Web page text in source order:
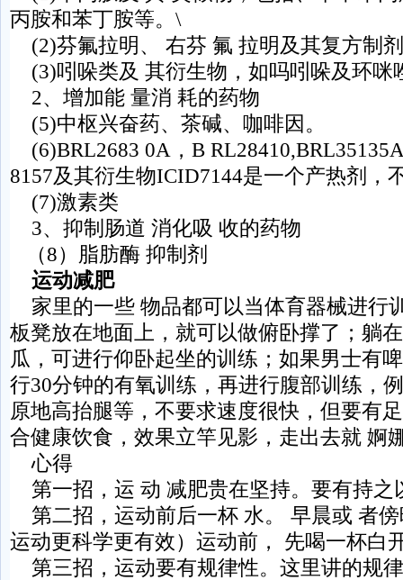
丙胺和苯丁胺等。\
(2)芬氟拉明、 右芬 氟 拉明及其复方制
(3)吲哚类及 其衍生物，如吗吲哚及环咪
2、增加能 量消 耗的药物
(5)中枢兴奋药、茶碱、咖啡因。
(6)BRL2683 0A，B
8157及其衍生物ICID7144是一个产热剂，
(7)激素类
3、抑制肠道 消化吸 收的药物
（8）脂肪酶 抑制剂
运动减肥
家里的一些 物品都可以当体育器械进行
板凳放在地面上，就可以做俯卧撑了；躺
瓜，可进行仰卧起坐的训练；如果男士有
行30分钟的有氧训练，再进行腹部训练，
原地高抬腿等，不要求速度很快，但要有
合健康饮食，效果立竿见影，走出去就 婀
心得
第一招，运 动 减肥贵在坚持。要有持之
第二招，运动前后一杯 水。 早晨或 者
运动更科学更有效）运动前， 先喝一杯白
第三招，运动要有规律性。这里讲的规